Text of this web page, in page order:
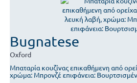
Bugnatese
Oxford
Μπαταρία κουζίνας επικαθήμενη από
χρώμα: Μπρονζέ επιφάνεια: